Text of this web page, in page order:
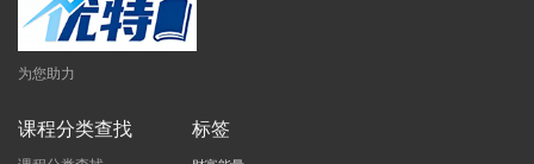
为您助力
课程分类查找 标签